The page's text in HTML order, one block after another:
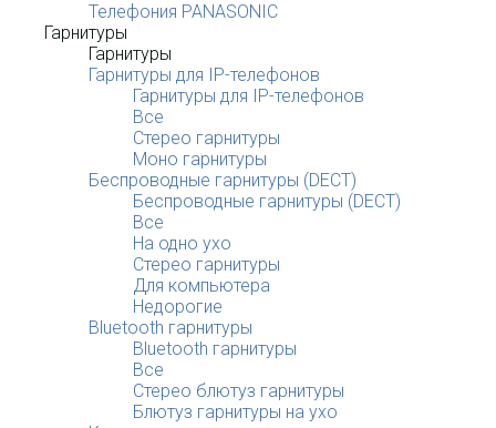
Телефония PANASONIC
Гарнитуры
Гарнитуры
Гарнитуры для IP-телефонов
Гарнитуры для IP-телефонов
Все
Стерео гарнитуры
Моно гарнитуры
Беспроводные гарнитуры (DECT)
Беспроводные гарнитуры (DECT)
Все
На одно ухо
Стерео гарнитуры
Для компьютера
Недорогие
Bluetooth гарнитуры
Bluetooth гарнитуры
Все
Стерео блютуз гарнитуры
Блютуз гарнитуры на ухо